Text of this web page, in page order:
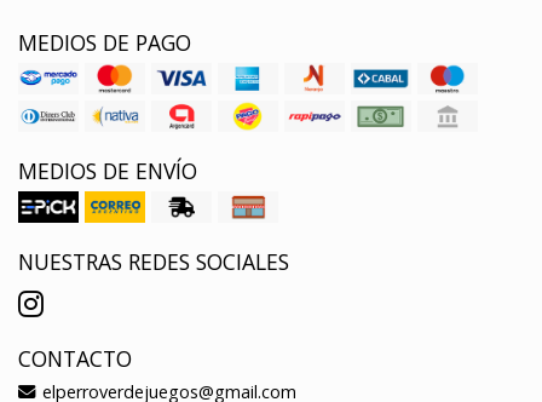
MEDIOS DE PAGO
MEDIOS DE ENVÍO
NUESTRAS REDES SOCIALES
CONTACTO
elperroverdejuegos@gmail.com